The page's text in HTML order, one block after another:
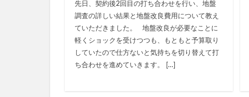
先日、契約後2回目の打ち合わせを行い、地盤
調査の詳しい結果と地盤改良費用について教え
ていただきました。 地盤改良が必要なことに
軽くショックを受けつつも、もともと予算取り
していたので仕方ないと気持ちを切り替えて打
ち合わせを進めていきます。 […]